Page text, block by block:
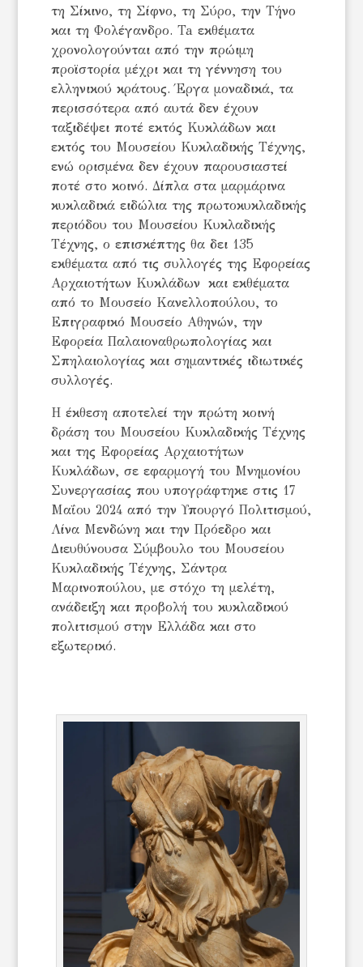
τη Σίκινο, τη Σίφνο, τη Σύρο, την Τήνο
και τη Φολέγανδρο. Ta εκθέματα
χρονολογούνται από την πρώιμη
προϊστορία μέχρι και τη γέννηση του
ελληνικού κράτους. Έργα μοναδικά, τα
περισσότερα από αυτά δεν έχουν
ταξιδέψει ποτέ εκτός Κυκλάδων και
εκτός του Μουσείου Κυκλαδικής Τέχνης,
ενώ ορισμένα δεν έχουν παρουσιαστεί
ποτέ στο κοινό. Δίπλα στα μαρμάρινα
κυκλαδικά ειδώλια της πρωτοκυκλαδικής
περιόδου του Μουσείου Κυκλαδικής
Τέχνης, ο επισκέπτης θα δει 135
εκθέματα από τις συλλογές της Εφορείας
Αρχαιοτήτων Κυκλάδων και εκθέματα
από το Μουσείο Κανελλοπούλου, το
Επιγραφικό Μουσείο Αθηνών, την
Εφορεία Παλαιοναθρωπολογίας και
Σπηλαιολογίας και σημαντικές ιδιωτικές
συλλογές.
Η έκθεση αποτελεί την πρώτη κοινή
δράση του Μουσείου Κυκλαδικής Τέχνης
και της Εφορείας Αρχαιοτήτων
Κυκλάδων, σε εφαρμογή του Μνημονίου
Συνεργασίας που υπογράφτηκε στις 17
Μαΐου 2024 από την Υπουργό Πολιτισμού,
Λίνα Μενδώνη και την Πρόεδρο και
Διευθύνουσα Σύμβουλο του Μουσείου
Κυκλαδικής Τέχνης, Σάντρα
Μαρινοπούλου, με στόχο τη μελέτη,
ανάδειξη και προβολή του κυκλαδικού
πολιτισμού στην Ελλάδα και στο
εξωτερικό.